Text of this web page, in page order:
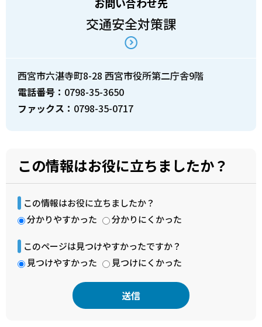
お問い合わせ先
交通安全対策課
西宮市六湛寺町8-28 西宮市役所第二庁舎9階
電話番号： 0798-35-3650
ファックス： 0798-35-0717
この情報はお役に立ちましたか？
この情報はお役に立ちましたか？
分かりやすかった
分かりにくかった
このページは見つけやすかったですか？
見つけやすかった
見つけにくかった